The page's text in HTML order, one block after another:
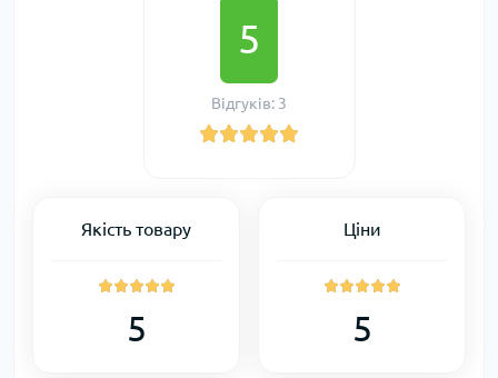
5
Відгуків: 3
Якість товару
5
Ціни
5